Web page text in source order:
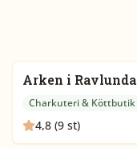
Arken i Ravlunda
Charkuteri & Köttbutik
4,8 (9 st)